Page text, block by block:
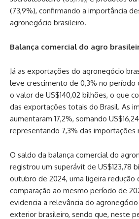
(73,9%), confirmando a importância
agronegócio brasileiro.
Balança comercial do agro
Já as exportações do agronegócio
leve crescimento de 0,3% no período
o valor de US$140,02 bilhões, o que
das exportações totais do Brasil. As
aumentaram 17,2%, somando
representando 7,3% das importações
O saldo da balança comercial do
registrou um superávit de US$123,78
outubro de 2024, uma ligeira redução
comparação ao mesmo período de
evidencia a relevância do
exterior brasileiro, sendo que, neste